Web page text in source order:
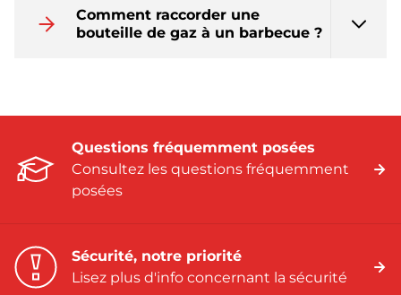
Comment raccorder une
bouteille de gaz à un barbecue ?
Questions fréquemment posées
Consultez les questions fréquemment
posées
Sécurité, notre priorité
Lisez plus d'info concernant la sécurité